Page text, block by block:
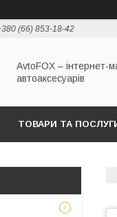
(66) 853-18-42
AvtoFOX – інтернет-
автоаксесуарів
ТОВАРИ ТА